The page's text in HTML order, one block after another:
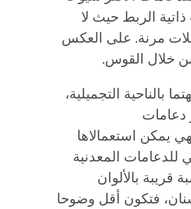
الربط حيث لا
مرنة. على العكس
خلال القوس.
بالناحية التجميلية،
دعامات
يمكن استعمالاها
للدعامات المعدنية
قريبة بالألوان
فتكون أقل وضوحا